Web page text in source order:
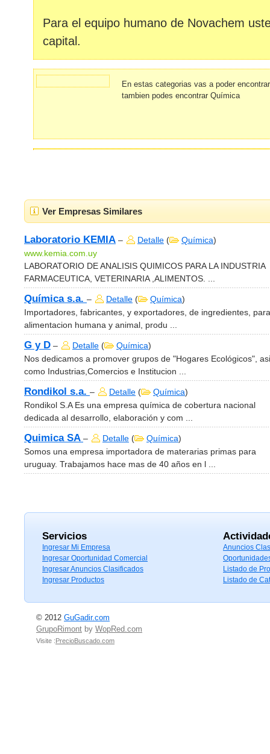
Para el equipo humano de Novachem
capital.
En estas categorias vas a poder
tambien podes encontrar Química
Ver Empresas Similares
Laboratorio KEMIA – Detalle ( Química)
www.kemia.com.uy
LABORATORIO DE ANALISIS QUIMICOS PARA LA INDUSTRIA
FARMACEUTICA, VETERINARIA ,ALIMENTOS. ...
Química s.a. – Detalle ( Química)
Importadores, fabricantes, y exportadores, de ingredientes, para
alimentacion humana y animal, produ ...
G y D – Detalle ( Química)
Nos dedicamos a promover grupos de "Hogares Ecológicos", asi
como Industrias,Comercios e Institucion ...
Rondikol s.a. – Detalle ( Química)
Rondikol S.A Es una empresa química de cobertura nacional
dedicada al desarrollo, elaboración y com ...
Quimica SA – Detalle ( Química)
Somos una empresa importadora de materarias primas para
uruguay. Trabajamos hace mas de 40 años en l ...
Servicios
Ingresar Mi Empresa
Ingresar Oportunidad Comercial
Ingresar Anuncios Clasificados
Ingresar Productos
Anuncios
Listado de
Listado de
© 2012 GuGadir.com
GrupoRimont by WopRed.com
Visite :PrecioBuscado.com